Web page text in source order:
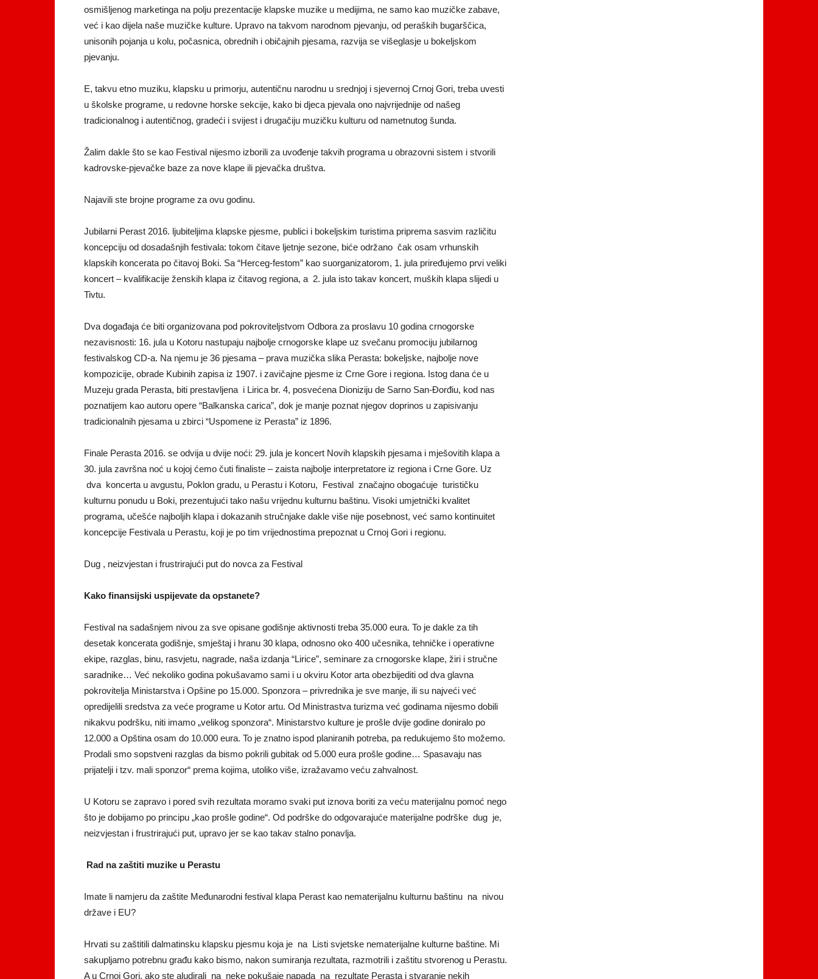
osmišljenog marketinga na polju prezentacije klapske muzike u medijima, ne samo kao muzičke zabave,
već i kao dijela naše muzičke kulture. Upravo na takvom narodnom pjevanju, od peraških bugarščica,
unisonih pojanja u kolu, počasnica, obrednih i običajnih pjesama, razvija se višeglasje u bokeljskom
pjevanju.
E, takvu etno muziku, klapsku u primorju, autentičnu narodnu u srednjoj i sjevernoj Crnoj Gori, treba uvesti
u školske programe, u redovne horske sekcije, kako bi djeca pjevala ono najvrijednije od našeg
tradicionalnog i autentičnog, gradeći i svijest i drugačiju muzičku kulturu od nametnutog šunda.
Žalim dakle što se kao Festival nijesmo izborili za uvođenje takvih programa u obrazovni sistem i stvorili
kadrovske-pjevačke baze za nove klape ili pjevačka društva.
Najavili ste brojne programe za ovu godinu.
Jubilarni Perast 2016. ljubiteljima klapske pjesme, publici i bokeljskim turistima priprema sasvim različitu
koncepciju od dosadašnjih festivala: tokom čitave ljetnje sezone, biće održano čak osam vrhunskih
klapskih koncerata po čitavoj Boki. Sa “Herceg-festom” kao suorganizatorom, 1. jula priređujemo prvi veliki
koncert – kvalifikacije ženskih klapa iz čitavog regiona, a 2. jula isto takav koncert, muških klapa slijedi u
Tivtu.
Dva događaja će biti organizovana pod pokroviteljstvom Odbora za proslavu 10 godina crnogorske
nezavisnosti: 16. jula u Kotoru nastupaju najbolje crnogorske klape uz svečanu promociju jubilarnog
festivalskog CD-a. Na njemu je 36 pjesama – prava muzička slika Perasta: bokeljske, najbolje nove
kompozicije, obrade Kubinih zapisa iz 1907. i zavičajne pjesme iz Crne Gore i regiona. Istog dana će u
Muzeju grada Perasta, biti prestavljena i Lirica br. 4, posvećena Dioniziju de Sarno San-Đorđiu, kod nas
poznatijem kao autoru opere “Balkanska carica”, dok je manje poznat njegov doprinos u zapisivanju
tradicionalnih pjesama u zbirci “Uspomene iz Perasta” iz 1896.
Finale Perasta 2016. se odvija u dvije noći: 29. jula je koncert Novih klapskih pjesama i mješovitih klapa a
30. jula završna noć u kojoj ćemo čuti finaliste – zaista najbolje interpretatore iz regiona i Crne Gore. Uz
dva koncerta u avgustu, Poklon gradu, u Perastu i Kotoru, Festival značajno obogaćuje turističku
kulturnu ponudu u Boki, prezentujući tako našu vrijednu kulturnu baštinu. Visoki umjetnički kvalitet
programa, učešće najboljih klapa i dokazanih stručnjake dakle više nije posebnost, već samo kontinuitet
koncepcije Festivala u Perastu, koji je po tim vrijednostima prepoznat u Crnoj Gori i regionu.
Dug , neizvjestan i frustrirajući put do novca za Festival
Kako finansijski uspijevate da opstanete?
Festival na sadašnjem nivou za sve opisane godišnje aktivnosti treba 35.000 eura. To je dakle za tih
desetak koncerata godišnje, smještaj i hranu 30 klapa, odnosno oko 400 učesnika, tehničke i operativne
ekipe, razglas, binu, rasvjetu, nagrade, naša izdanja “Lirice”, seminare za crnogorske klape, žiri i stručne
saradnike… Već nekoliko godina pokušavamo sami i u okviru Kotor arta obezbijediti od dva glavna
pokrovitelja Ministarstva i Opšine po 15.000. Sponzora – privrednika je sve manje, ili su najveći već
opredijelili sredstva za veće programe u Kotor artu. Od Ministrastva turizma već godinama nijesmo dobili
nikakvu podršku, niti imamo „velikog sponzora“. Ministarstvo kulture je prošle dvije godine doniralo po
12.000 a Opština osam do 10.000 eura. To je znatno ispod planiranih potreba, pa redukujemo što možemo.
Prodali smo sopstveni razglas da bismo pokrili gubitak od 5.000 eura prošle godine… Spasavaju nas
prijatelji i tzv. mali sponzor“ prema kojima, utoliko više, izražavamo veću zahvalnost.
U Kotoru se zapravo i pored svih rezultata moramo svaki put iznova boriti za veću materijalnu pomoć nego
što je dobijamo po principu „kao prošle godine“. Od podrške do odgovarajuće materijalne podrške dug je,
neizvjestan i frustrirajući put, upravo jer se kao takav stalno ponavlja.
Rad na zaštiti muzike u Perastu
Imate li namjeru da zaštite Međunarodni festival klapa Perast kao nematerijalnu kulturnu baštinu na nivou
države i EU?
Hrvati su zaštitili dalmatinsku klapsku pjesmu koja je na Listi svjetske nematerijalne kulturne baštine. Mi
sakupljamo potrebnu građu kako bismo, nakon sumiranja rezultata, razmotrili i zaštitu stvorenog u Perastu.
A u Crnoj Gori, ako ste aludirali na neke pokušaje napada na rezultate Perasta i stvaranje nekih